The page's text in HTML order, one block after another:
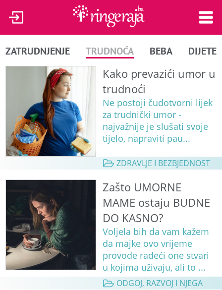
ZATRUDNJENJE TRUDNOĆA BEBA DIJETE
Kako prevazići umor u
trudnoći
Ne postoji čudotvorni lijek
za trudnički umor -
najvažnije je slušati svoje
tijelo, napraviti pau...
ZDRAVLJE I BEZBJEDNOST
Zašto UMORNE
MAME ostaju BUDNE
DO KASNO?
Voljela bih da vam kažem
da majke ovo vrijeme
provode radeći one stvari
u kojima uživaju, ali to ...
ODGOJ, RAZVOJ I NJEGA